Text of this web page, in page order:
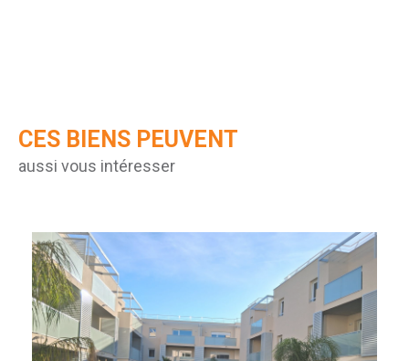
CES BIENS PEUVENT
aussi vous intéresser